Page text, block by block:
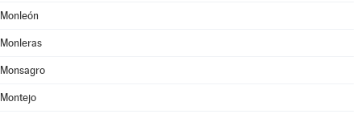
Monleón
Monleras
Monsagro
Montejo